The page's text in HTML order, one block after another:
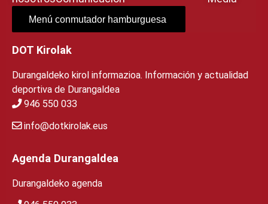
Menú conmutador hamburguesa
DOT Kirolak
Durangaldeko kirol informazioa. Información y actualidad
deportiva de Durangaldea
946 550 033
info@dotkirolak.eus
Agenda Durangaldea
Durangaldeko agenda